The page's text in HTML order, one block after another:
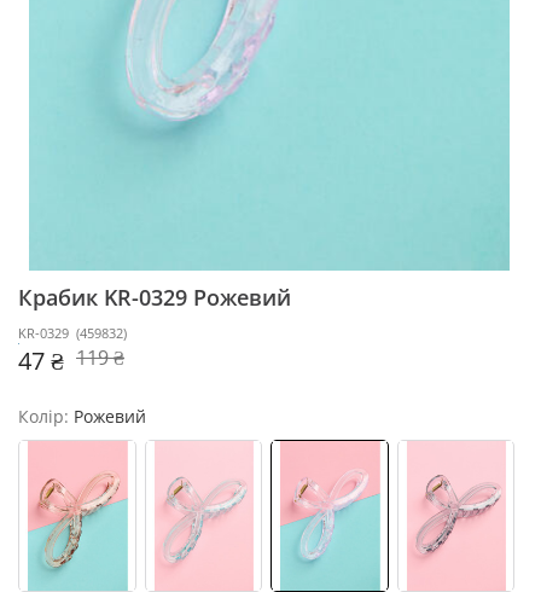
Крабик KR-0329 Рожевий
KR-0329 (459832)
47 ₴ 119 ₴
Колір: Рожевий